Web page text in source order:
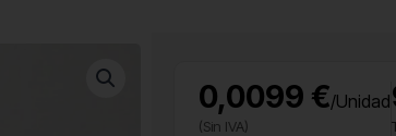
0,0099 €/Unidad
(Sin IVA)